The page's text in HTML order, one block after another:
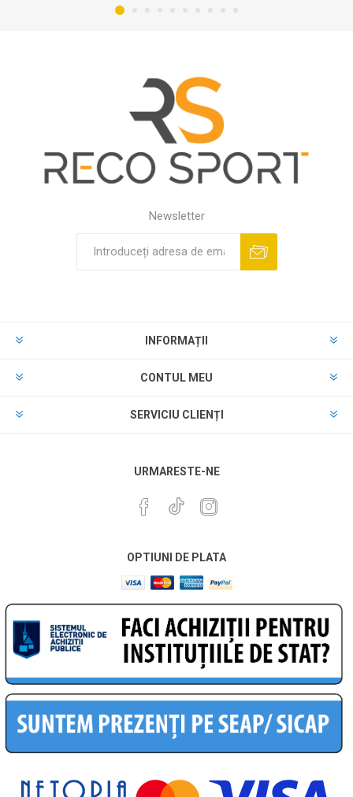
Newsletter
INFORMAȚII
CONTUL MEU
SERVICIU CLIENȚI
URMARESTE-NE
OPTIUNI DE PLATA